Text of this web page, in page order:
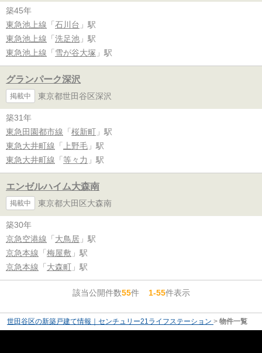
築45年
東急池上線 「 石川台 」駅
東急池上線 「 洗足池 」駅
東急池上線 「 雪が谷大塚 」駅
グランパーク深沢
掲載中 東京都世田谷区深沢
築31年
東急田園都市線 「 桜新町 」駅
東急大井町線 「 上野毛 」駅
東急大井町線 「 等々力 」駅
エンゼルハイム大森南
掲載中 東京都大田区大森南
築30年
京急空港線 「 大鳥居 」駅
京急本線 「 梅屋敷 」駅
京急本線 「 大森町 」駅
該当公開件数55件1-55件表示
世田谷区の新築戸建て情報｜センチュリー21ライフステーション > 物件一覧